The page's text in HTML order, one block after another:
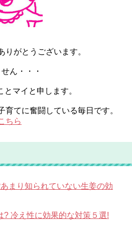
りがとうございます。
ん・・・
とマイと申します。
育てに奮闘している毎日です。
ちら
まり知られていない生姜の効
? 冷え性に効果的な対策５選!